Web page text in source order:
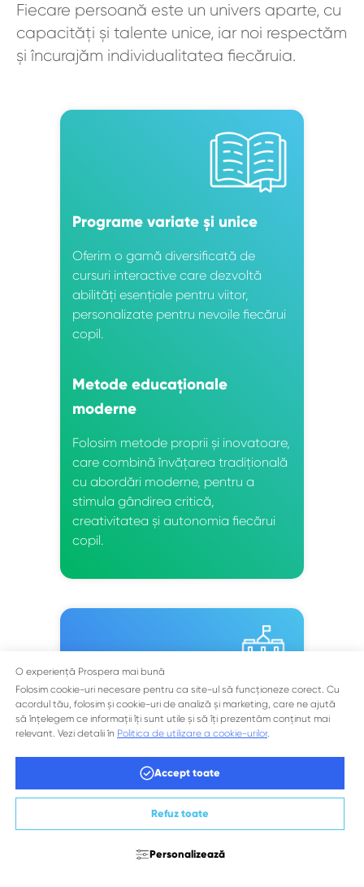
Fiecare persoană este un univers aparte, cu
capacități și talente unice, iar noi respectăm
și încurajăm individualitatea fiecăruia.
Oferim o gamă diversificată de
cursuri interactive care dezvoltă
abilități esențiale pentru viitor,
personalizate pentru nevoile fiecărui
copil.
Programe variate și unice
Folosim metode proprii și inovatoare,
care combină învățarea tradițională
cu abordări moderne, pentru a
stimula gândirea critică,
creativitatea și autonomia fiecărui
copil.
Metode educaționale
moderne
Infrastructură modernă
Dispunem de un spațiu educațional
conceput pentru a susține
creativitatea și dezvoltarea într-un
mediu sigur și stimulativ.
O experiență Prospera mai bună
Folosim cookie-uri necesare pentru ca site-ul să funcționeze corect. Cu
acordul tău, folosim și cookie-uri de analiză și marketing, care ne ajută
să înțelegem ce informații îți sunt utile și să îți prezentăm conținut mai
relevant. Vezi detalii în Politica de utilizare a cookie-urilor.
Accept toate
Refuz toate
Personalizează